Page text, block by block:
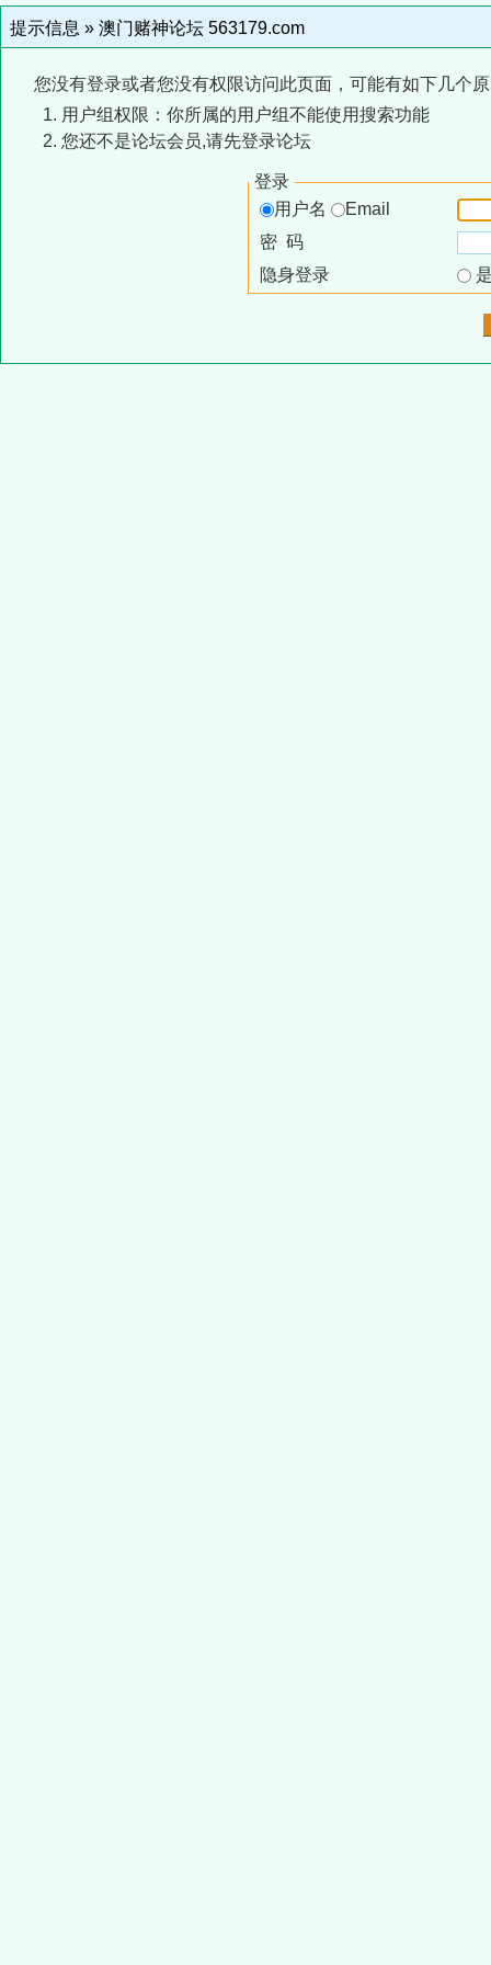
提示信息 » 澳门赌神论坛 563179.com
您没有登录或者您没有权限访问此页面，可能有如下几个
用户组权限：你所属的用户组不能使用搜索功能
您还不是论坛会员,请先登录论坛
登录
用户名
Email
密 码
隐身登录